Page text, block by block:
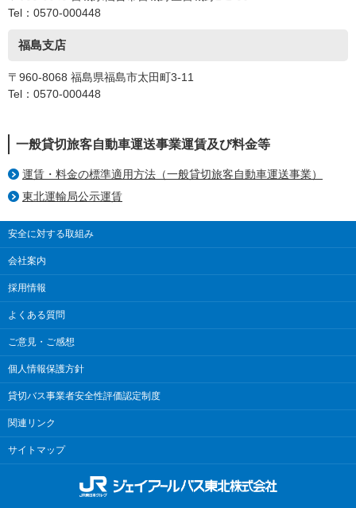
Tel：0570-000448
福島支店
〒960-8068 福島県福島市太田町3-11
Tel：0570-000448
一般貸切旅客自動車運送事業運賃及び料金等
運賃・料金の標準適用方法（一般貸切旅客自動車運送事業）
東北運輸局公示運賃
安全に対する取組み
会社案内
採用情報
よくある質問
ご意見・ご感想
個人情報保護方針
貸切バス事業者安全性評価認定制度
関連リンク
サイトマップ